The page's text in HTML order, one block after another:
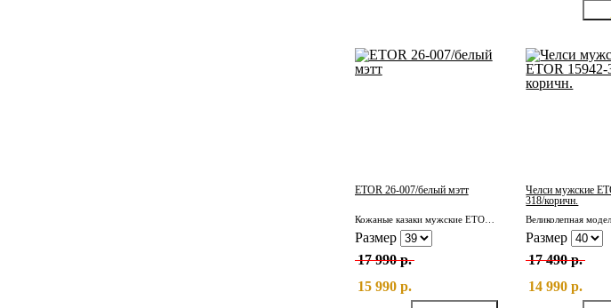
ETOR 26-007/белый мэтт
Кожаные казаки мужские ETOR 26-007/белый мэтт
Размер
17 990 р.
15 990 р.
Челси мужские
318/коричн.
Размер
17 490 р.
14 990 р.